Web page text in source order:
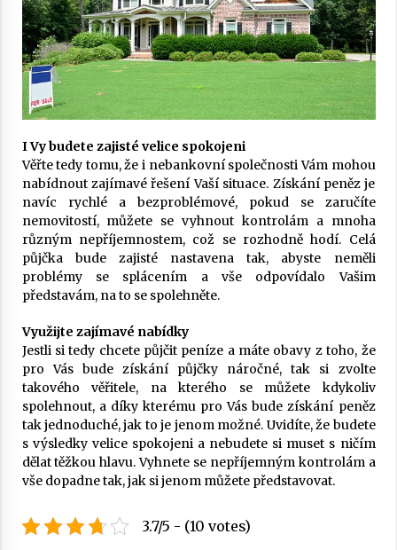
I Vy budete zajisté velice spokojeni
Věřte tedy tomu, že i nebankovní společnosti Vám mohou
nabídnout zajímavé řešení Vaší situace. Získání peněz je
navíc rychlé a bezproblémové, pokud se zaručíte
nemovitostí, můžete se vyhnout kontrolám a mnoha
různým nepříjemnostem, což se rozhodně hodí. Celá
půjčka bude zajisté nastavena tak, abyste neměli
problémy se splácením a vše odpovídalo Vašim
představám, na to se spolehněte.
Využijte zajímavé nabídky
Jestli si tedy chcete půjčit peníze a máte obavy z toho, že
pro Vás bude získání půjčky náročné, tak si zvolte
takového věřitele, na kterého se můžete kdykoliv
spolehnout, a díky kterému pro Vás bude získání peněz
tak jednoduché, jak to je jenom možné. Uvidíte, že budete
s výsledky velice spokojeni a nebudete si muset s ničím
dělat těžkou hlavu. Vyhnete se nepříjemným kontrolám a
vše dopadne tak, jak si jenom můžete představovat.
3.7/5 - (10 votes)